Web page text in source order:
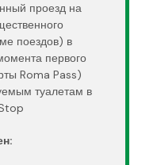
проезд на
поездов) в
первого
Roma Pass)
туалетам в